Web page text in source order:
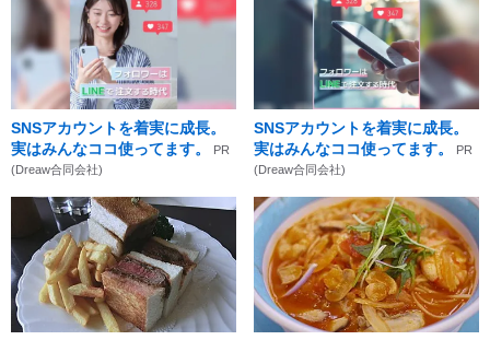
SNSアカウントを着実に成長。
実はみんなココ使ってます。
PR
(Dreaw合同会社)
SNSアカウントを着実に成長。
実はみんなココ使ってます。
PR
(Dreaw合同会社)